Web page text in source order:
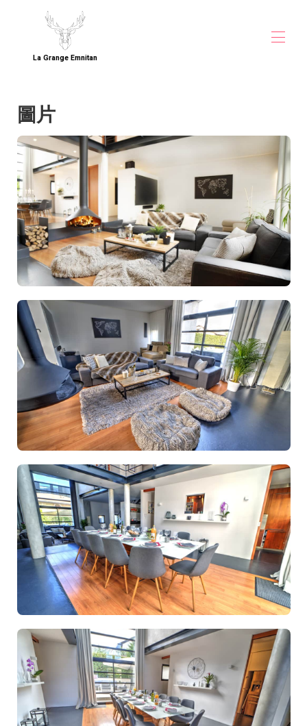
La Grange Emnitan
圖庫
直接預訂拉格朗日埃姆尼坦
費率
是否有空房
給我留言
CERN 附近住宿
日內瓦附近團體住宿
Pays de Gex 家庭度假屋
圖片